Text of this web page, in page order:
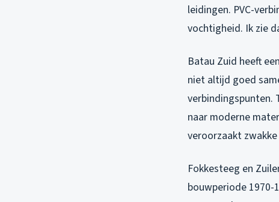
leidingen. PVC-
vochtigheid. Ik zie
Batau Zuid heeft
niet altijd goed
verbindingspunten.
naar moderne
veroorzaakt zwakke
Fokkesteeg en
bouwperiode 1970-